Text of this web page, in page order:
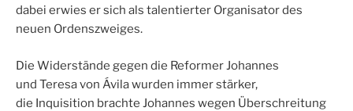
dabei erwies er sich als talentierter Organisator des
neuen Ordenszweiges.
Die Widerstände gegen die Reformer Johannes
und Teresa von Ávila wurden immer stärker,
die Inquisition brachte Johannes wegen Überschreitung